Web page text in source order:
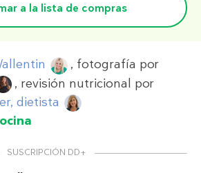
a la lista de compras
, fotografía por
, revisión nutricional por
dietista
SUSCRIPCIÓN DD+